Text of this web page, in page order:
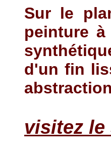
Sur le
peinture
d'un fin
visitez le